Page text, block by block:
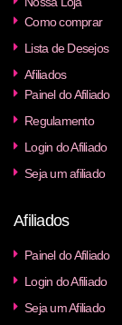
Como comprar
Lista de Desejos
Afiliados
Painel do Afiliado
Regulamento
Login do Afiliado
Seja um afiliado
Afiliados
Painel do Afiliado
Login do Afiliado
Seja um Afiliado